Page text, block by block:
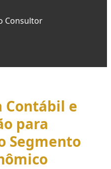
Consultor
Contábil e
para
Segmento